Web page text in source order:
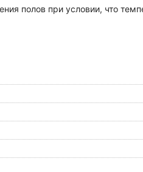
полов при условии, что